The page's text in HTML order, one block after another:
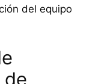
del equipo
de